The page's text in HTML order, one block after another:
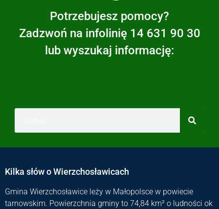
Potrzebujesz pomocy?
Zadzwoń na infolinię 14 631 90 30
lub wyszukaj informację:
Kilka słów o Wierzchosławicach
Gmina Wierzchosławice leży w Małopolsce w powiecie
tarnowskim. Powierzchnia gminy to 74,84 km² o ludności ok